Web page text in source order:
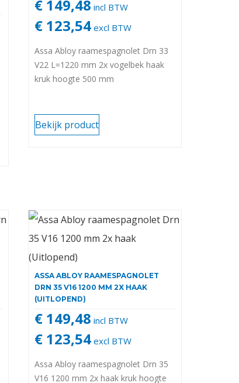
€ 149,48 incl BTW
€ 123,54excl BTW
Assa Abloy raamespagnolet Drn 33
V22 L=1220 mm 2x vogelbek haak
kruk hoogte 500 mm
Bekijk product
ASSA ABLOY RAAMESPAGNOLET
DRN 35 V16 1200 MM 2X HAAK
(UITLOPEND)
€ 149,48 incl BTW
€ 123,54excl BTW
Assa Abloy raamespagnolet Drn 35
V16 1200 mm 2x haak kruk hoogte